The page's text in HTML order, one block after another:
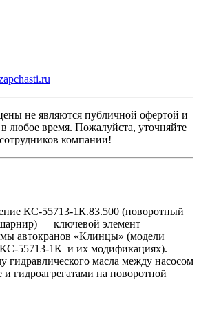
не являются публичной офертой и
любое время. Пожалуйста, уточняйте
компании!
КС‑55713‑1К.83.500 (поворотный
— ключевой элемент
автокранов «Клинцы» (модели
КС‑55713‑1К и их модификациях).
гидравлического масла между насосом
и гидроагрегатами на поворотной